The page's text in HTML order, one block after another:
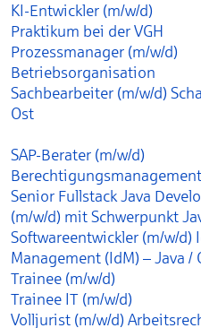
KI-Entwickler (m/w/d)
Praktikum bei der VGH
Prozessmanager (m/w/d)
Betriebsorganisation
Sachbearbeiter (m/w/d)
Ost
SAP-Berater (m/w/d)
Berechtigungsmanagement
Senior Fullstack Java
(m/w/d) mit Schwerpunkt
Softwareentwickler (m/w/d)
Management (IdM) – Java /
Trainee (m/w/d)
Trainee IT (m/w/d)
Volljurist (m/w/d)